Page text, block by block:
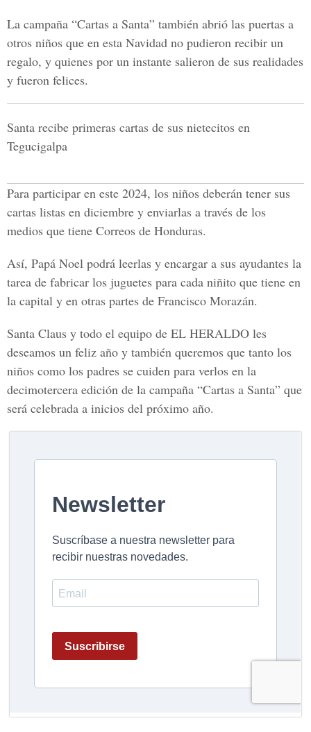
La campaña “Cartas a Santa” también abrió las puertas a
otros niños que en esta Navidad no pudieron recibir un
regalo, y quienes por un instante salieron de sus realidades
y fueron felices.
Santa recibe primeras cartas de sus nietecitos en
Tegucigalpa
Para participar en este 2024, los niños deberán tener sus
cartas listas en diciembre y enviarlas a través de los
medios que tiene Correos de Honduras.
Así, Papá Noel podrá leerlas y encargar a sus ayudantes la
tarea de fabricar los juguetes para cada niñito que tiene en
la capital y en otras partes de Francisco Morazán.
Santa Claus y todo el equipo de EL HERALDO les
deseamos un feliz año y también queremos que tanto los
niños como los padres se cuiden para verlos en la
decimotercera edición de la campaña “Cartas a Santa” que
será celebrada a inicios del próximo año.